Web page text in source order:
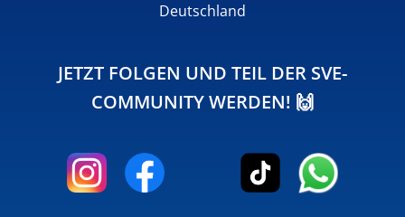
Deutschland
JETZT FOLGEN UND TEIL DER SVE-
COMMUNITY WERDEN! 🙌